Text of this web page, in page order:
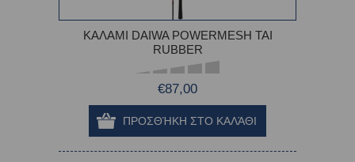
ΚΑΛΑΜΙ DAIWA POWERMESH TAI
RUBBER
€87,00